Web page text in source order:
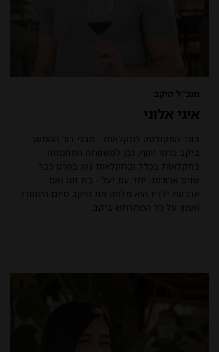
מנכ"ל היקב
איגי אלוני
בוגר הפקולטה לחקלאות , מבני דור ההמשך
ביקב כרמי יוסף, ובן למשפחה המתמחה
בחקלאות בכלל ובחקלאות גפן בפרט כבר
שנים ארוכות. יחד עם יעל - בת זוגו ואם
ארבעת ילדיו הוא מלווה את היקב מיום היווסדו
ואמון על כל המתרחש ביקב.